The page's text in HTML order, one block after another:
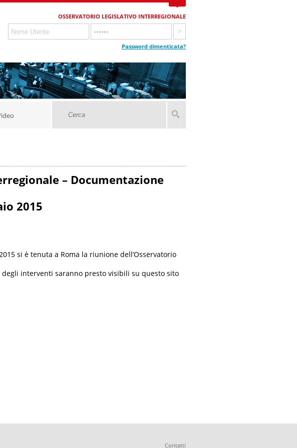
OSSERVATORIO LEGISLATIVO INTERREGIONALE
Password dimenticata?
– Documentazione
2015
si è tenuta a Roma la riunione dell’Osservatorio
interventi saranno presto visibili su questo sito
Contatti